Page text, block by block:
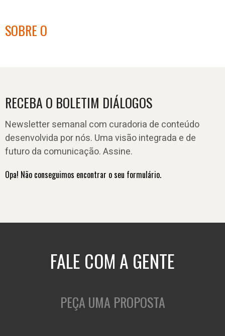
SOBRE O
RECEBA O BOLETIM DIÁLOGOS
Newsletter semanal com curadoria de conteúdo
desenvolvida por nós. Uma visão integrada e de
futuro da comunicação. Assine.
Opa! Não conseguimos encontrar o seu formulário.
FALE COM A GENTE
PEÇA UMA PROPOSTA